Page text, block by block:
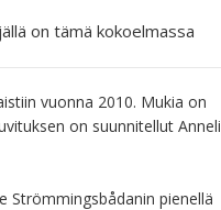
on tämä kokoelmassa
vuonna 2010. Mukia on
on suunnitellut Anneli
Strömmingsbådanin pienellä